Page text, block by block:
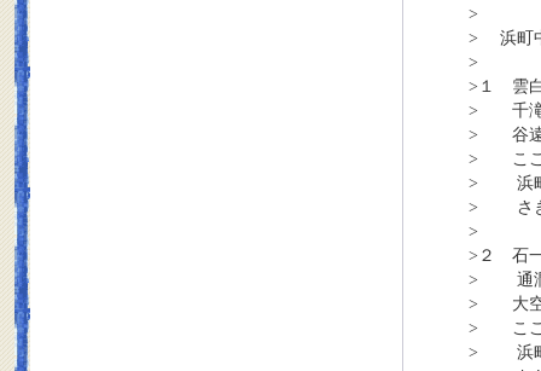
>
> 浜町
>
>１ 雲
> 千滝
> 谷遠
> ここ
> 浜町
> さき
>
>２ 石
> 通潤
> 大空
> ここ
> 浜町